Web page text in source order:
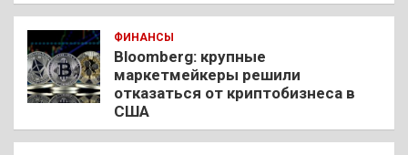
ФИНАНСЫ
Bloomberg: крупные
маркетмейкеры решили
отказаться от криптобизнеса в
США